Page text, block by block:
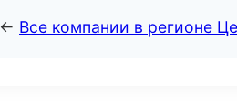
← Все компании в регионе